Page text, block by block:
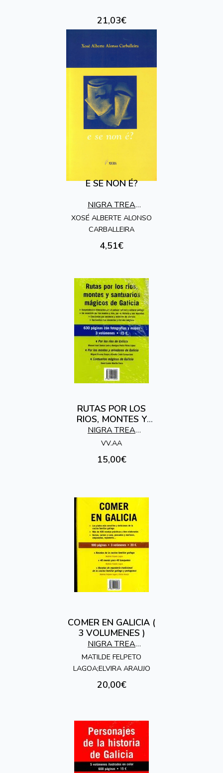
21,03€
E SE NON É?
NIGRA TREA
EDICIONES
XOSÉ ALBERTE ALONSO
CARBALLEIRA
4,51€
RUTAS POR LOS
RIOS, MONTES Y
SANTUARIOS
MAGICOS DE
NIGRA TREA
EDICIONES
VV.AA
15,00€
COMER EN GALICIA (
3 VOLUMENES )
NIGRA TREA
EDICIONES
MATILDE FELPETO
LAGOA;ELVIRA ARAUJO
20,00€